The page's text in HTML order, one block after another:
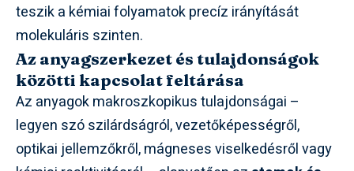
teszik a kémiai folyamatok precíz irányítását
molekuláris szinten.
Az anyagszerkezet és tulajdonságok
közötti kapcsolat feltárása
Az anyagok makroszkopikus tulajdonságai –
legyen szó szilárdságról, vezetőképességről,
optikai jellemzőkről, mágneses viselkedésről vagy